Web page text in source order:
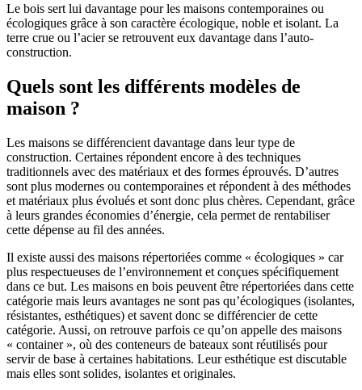
Le bois sert lui davantage pour les maisons contemporaines ou
écologiques grâce à son caractère écologique, noble et isolant. La
terre crue ou l’acier se retrouvent eux davantage dans l’auto-
construction.
Quels sont les différents modèles de
maison ?
Les maisons se différencient davantage dans leur type de
construction. Certaines répondent encore à des techniques
traditionnels avec des matériaux et des formes éprouvés. D’autres
sont plus modernes ou contemporaines et répondent à des méthodes
et matériaux plus évolués et sont donc plus chères. Cependant, grâce
à leurs grandes économies d’énergie, cela permet de rentabiliser
cette dépense au fil des années.
Il existe aussi des maisons répertoriées comme « écologiques » car
plus respectueuses de l’environnement et conçues spécifiquement
dans ce but. Les maisons en bois peuvent être répertoriées dans cette
catégorie mais leurs avantages ne sont pas qu’écologiques (isolantes,
résistantes, esthétiques) et savent donc se différencier de cette
catégorie. Aussi, on retrouve parfois ce qu’on appelle des maisons
« container », où des conteneurs de bateaux sont réutilisés pour
servir de base à certaines habitations. Leur esthétique est discutable
mais elles sont solides, isolantes et originales.